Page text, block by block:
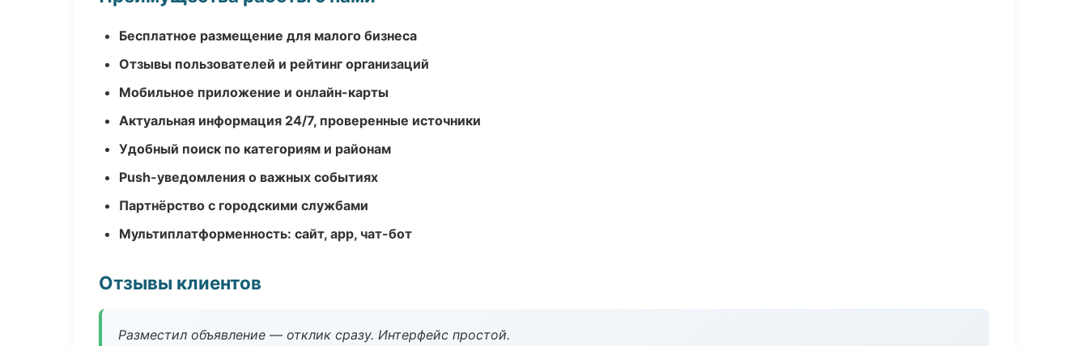
Бесплатное размещение для малого бизнеса
Отзывы пользователей и рейтинг организаций
Мобильное приложение и онлайн-карты
Актуальная информация 24/7, проверенные источники
Удобный поиск по категориям и районам
Push-уведомления о важных событиях
Партнёрство с городскими службами
Мультиплатформенность: сайт, app, чат-бот
Отзывы клиентов
Разместил объявление — отклик сразу. Интерфейс простой.